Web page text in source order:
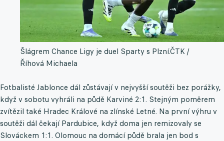
Šlágrem Chance Ligy je duel Sparty s Plzní.ČTK /
Říhová Michaela
Fotbalisté Jablonce dál zůstávají v nejvyšší soutěži bez porážky,
když v sobotu vyhráli na půdě Karviné 2:1. Stejným poměrem
zvítězil také Hradec Králové na zlínské Letné. Na první výhru v
soutěži dál čekají Pardubice, když doma jen remizovaly se
Slováckem 1:1. Olomouc na domácí půdě brala jen bod s